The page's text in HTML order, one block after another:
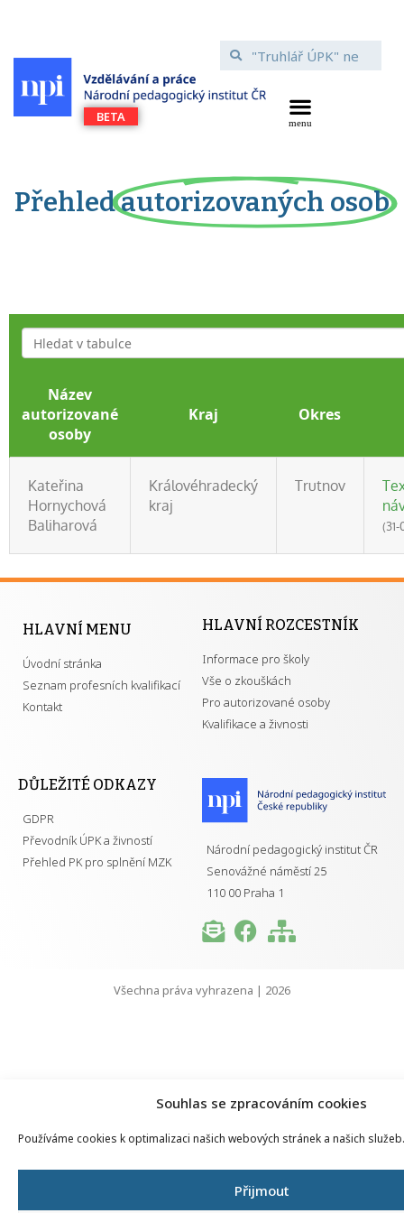
Souhlas se zpracováním cookies
Používáme cookies k optimalizaci našich webových stránek a našich služeb.
Přijmout
Přehledautorizovaných osob
Název
autorizované
osoby
Kraj Okres
Kateřina
Hornychová
Baliharová
Královéhradecký
kraj
Trutnov
HLAVNÍ MENU
Úvodní stránka
Seznam profesních kvalifikací
Kontakt
HLAVNÍ ROZCESTNÍK
Informace pro školy
Vše o zkouškách
Pro autorizované osoby
Kvalifikace a živnosti
DŮLEŽITÉ ODKAZY
GDPR
Převodník ÚPK a živností
Přehled PK pro splnění MZK
Národní pedagogický institut ČR
Senovážné náměstí 25
110 00 Praha 1
Všechna práva vyhrazena | 2026